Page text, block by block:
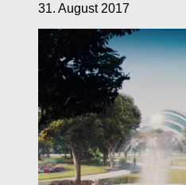
31. August 2017